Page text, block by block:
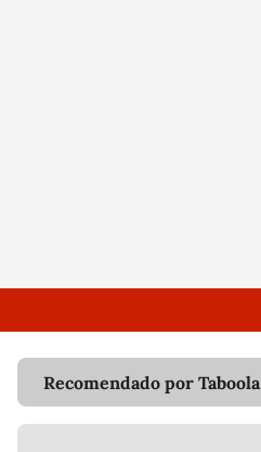
Recomendado por Taboola